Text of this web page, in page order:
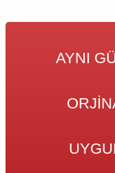
AYNI